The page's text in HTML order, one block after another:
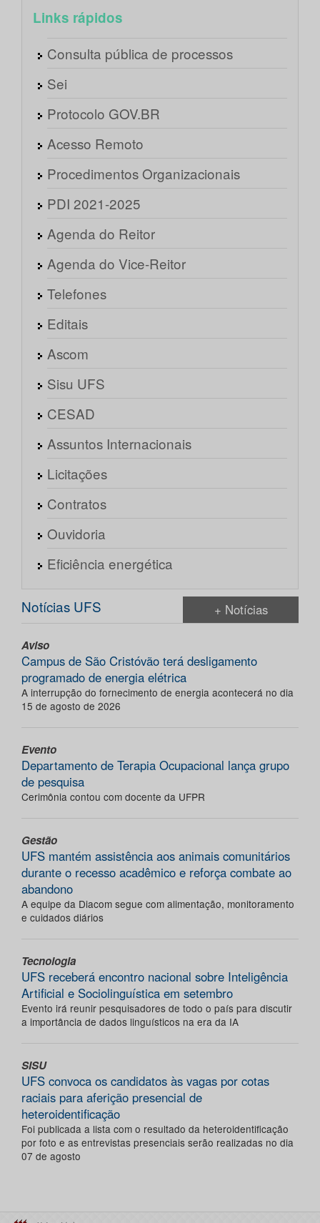
Links rápidos
Consulta pública de processos
Sei
Protocolo GOV.BR
Acesso Remoto
Procedimentos Organizacionais
PDI 2021-2025
Agenda do Reitor
Agenda do Vice-Reitor
Telefones
Editais
Ascom
Sisu UFS
CESAD
Assuntos Internacionais
Licitações
Contratos
Ouvidoria
Eficiência energética
Notícias UFS + Notícias
Aviso
Campus de São Cristóvão terá desligamento
programado de energia elétrica
A interrupção do fornecimento de energia acontecerá no dia
15 de agosto de 2026
Evento
Departamento de Terapia Ocupacional lança grupo
de pesquisa
Cerimônia contou com docente da UFPR
Gestão
UFS mantém assistência aos animais comunitários
durante o recesso acadêmico e reforça combate ao
abandono
A equipe da Diacom segue com alimentação, monitoramento
e cuidados diários
Tecnologia
UFS receberá encontro nacional sobre Inteligência
Artificial e Sociolinguística em setembro
Evento irá reunir pesquisadores de todo o país para discutir
a importância de dados linguísticos na era da IA
SISU
UFS convoca os candidatos às vagas por cotas
raciais para aferição presencial de
heteroidentificação
Foi publicada a lista com o resultado da heteroidentificação
por foto e as entrevistas presenciais serão realizadas no dia
07 de agosto